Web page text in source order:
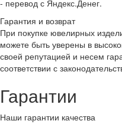
- перевод с Яндекс.Денег.
Гарантия и возврат
При покупке ювелирных
можете быть уверены в
своей репутацией и несем
соответствии с
Гарантии
Наши гарантии качества